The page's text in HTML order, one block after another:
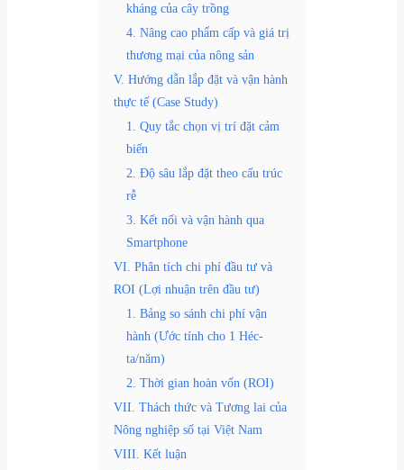
kháng của cây trồng
4. Nâng cao phẩm cấp và giá trị
thương mại của nông sản
V. Hướng dẫn lắp đặt và vận hành
thực tế (Case Study)
1. Quy tắc chọn vị trí đặt cảm
biến
2. Độ sâu lắp đặt theo cấu trúc
rễ
3. Kết nối và vận hành qua
Smartphone
VI. Phân tích chi phí đầu tư và
ROI (Lợi nhuận trên đầu tư)
1. Bảng so sánh chi phí vận
hành (Ước tính cho 1 Héc-
ta/năm)
2. Thời gian hoàn vốn (ROI)
VII. Thách thức và Tương lai của
Nông nghiệp số tại Việt Nam
VIII. Kết luận